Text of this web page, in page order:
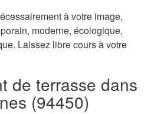
à votre image,
moderne, écologique,
Laissez libre cours à votre
de terrasse dans
(94450)